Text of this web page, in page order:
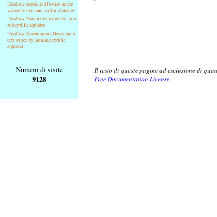
Disallow Arabic and Persian in text
writen by latin and cyrillic alphabet
Disallow Thai in text writen by latin
and cyrillic alphabet
Disallow Armenian and Georgian in
text writen by latin and cyrillic
alphabet
Numero di visite
9128
Il testo di queste pagine ad esclusione di
Free Documentation License.